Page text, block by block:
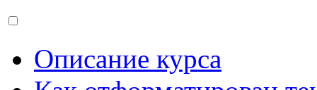
Описание курса